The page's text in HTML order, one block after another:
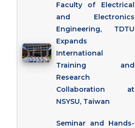
Faculty of Electrical
and Electronics
Engineering, TDTU
Expands
International
Training and
Research
Collaboration at
NSYSU, Taiwan
Seminar and Hands-